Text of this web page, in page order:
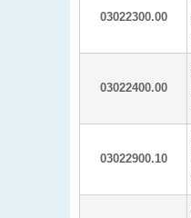
03022300.00
03022400.00
03022900.10